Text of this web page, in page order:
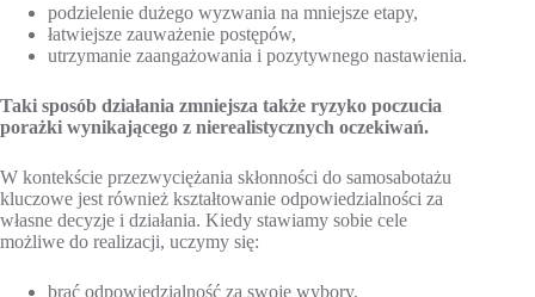
podzielenie dużego wyzwania na mniejsze etapy,
łatwiejsze zauważenie postępów,
utrzymanie zaangażowania i pozytywnego nastawienia.
Taki sposób działania zmniejsza także ryzyko poczucia
porażki wynikającego z nierealistycznych oczekiwań.
W kontekście przezwyciężania skłonności do samosabotażu
kluczowe jest również kształtowanie odpowiedzialności za
własne decyzje i działania. Kiedy stawiamy sobie cele
możliwe do realizacji, uczymy się:
brać odpowiedzialność za swoje wybory,